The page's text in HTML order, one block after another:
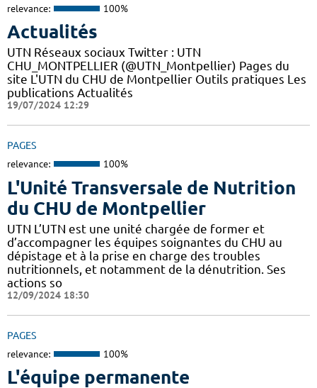
relevance: 100%
Actualités
UTN Réseaux sociaux Twitter : UTN
CHU_MONTPELLIER (@UTN_Montpellier) Pages du
site L'UTN du CHU de Montpellier Outils pratiques Les
publications Actualités
19/07/2024 12:29
PAGES
relevance: 100%
L'Unité Transversale de Nutrition
du CHU de Montpellier
UTN L’UTN est une unité chargée de former et
d’accompagner les équipes soignantes du CHU au
dépistage et à la prise en charge des troubles
nutritionnels, et notamment de la dénutrition. Ses
actions so
12/09/2024 18:30
PAGES
relevance: 100%
L'équipe permanente